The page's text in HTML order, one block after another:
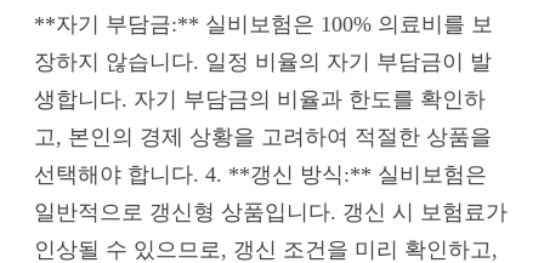
**자기 부담금:** 실비보험은 100% 의료비를 보
장하지 않습니다. 일정 비율의 자기 부담금이 발
생합니다. 자기 부담금의 비율과 한도를 확인하
고, 본인의 경제 상황을 고려하여 적절한 상품을
선택해야 합니다. 4. **갱신 방식:** 실비보험은
일반적으로 갱신형 상품입니다. 갱신 시 보험료가
인상될 수 있으므로, 갱신 조건을 미리 확인하고,